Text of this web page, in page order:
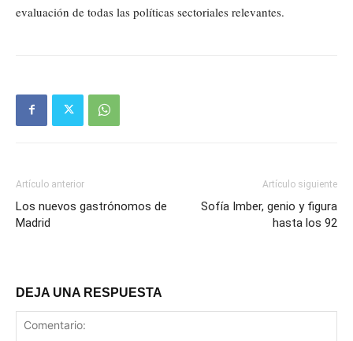
evaluación de todas las políticas sectoriales relevantes.
Artículo anterior
Los nuevos gastrónomos de
Madrid
Artículo siguiente
Sofía Imber, genio y figura
hasta los 92
DEJA UNA RESPUESTA